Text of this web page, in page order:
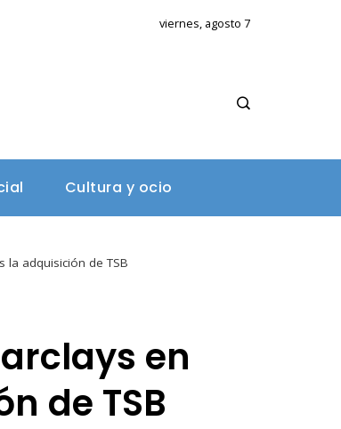
viernes, agosto 7
Cultura y ocio
la adquisición de TSB
en
de TSB